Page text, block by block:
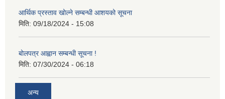
आर्थिक प्रस्ताव खोल्ने सम्बन्धी आशयको सूचना
मिति: 09/18/2024 - 15:08
बोलपत्र आह्वान सम्बन्धी सूचना !
मिति: 07/30/2024 - 06:18
अन्य